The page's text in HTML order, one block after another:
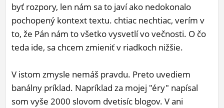
byť rozpory, len nám sa to javí ako nedokonalo
pochopený kontext textu. chtiac nechtiac, verím v
to, že Pán nám to všetko vysvetlí vo večnosti. O čo
teda ide, sa chcem zmieniť v riadkoch nižšie.
V istom zmysle nemáš pravdu. Preto uvediem
banálny príklad. Napríklad za mojej "éry" napísal
som vyše 2000 slovom dvetisíc blogov. V ani